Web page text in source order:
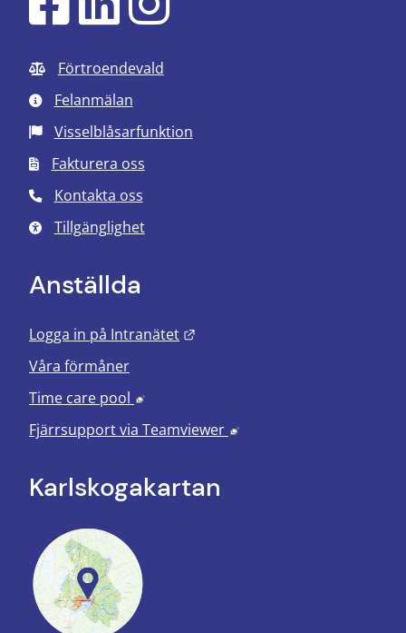
Förtroendevald
Felanmälan
Visselblåsarfunktion
Fakturera oss
Kontakta oss
Tillgänglighet
Anställda
Logga in på Intranätet
Våra förmåner
Time care pool
Länk till annan webbplats, öppnas i
Fjärrsupport via Teamviewer Länk till annan
Karlskoga­kartan